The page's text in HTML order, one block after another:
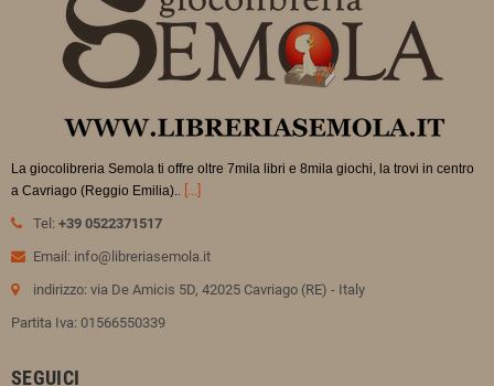
La giocolibreria Semola ti offre oltre 7mila libri e 8mila giochi, la trovi in centro
a Cavriago (Reggio Emilia).. [...]
Tel: +39 0522371517
Email: info@libreriasemola.it
indirizzo: via De Amicis 5D, 42025 Cavriago (RE) - Italy
Partita Iva: 01566550339
SEGUICI